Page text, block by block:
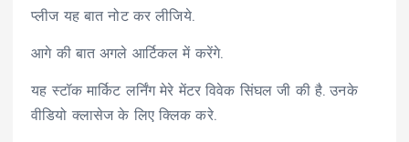
प्लीज यह बात नोट कर लीजिये.
आगे की बात अगले आर्टिकल में करेंगे.
यह स्टॉक मार्किट लर्निंग मेरे मेंटर विवेक सिंघल जी की है. उनके
वीडियो क्लासेज के लिए क्लिक करे.